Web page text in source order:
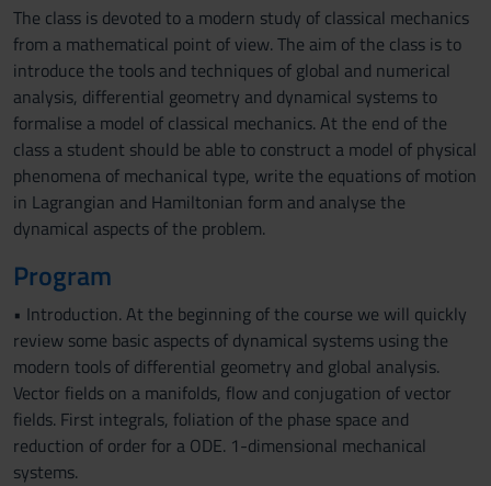
The class is devoted to a modern study of classical mechanics
from a mathematical point of view. The aim of the class is to
introduce the tools and techniques of global and numerical
analysis, differential geometry and dynamical systems to
formalise a model of classical mechanics. At the end of the
class a student should be able to construct a model of physical
phenomena of mechanical type, write the equations of motion
in Lagrangian and Hamiltonian form and analyse the
dynamical aspects of the problem.
Program
• Introduction. At the beginning of the course we will quickly
review some basic aspects of dynamical systems using the
modern tools of differential geometry and global analysis.
Vector fields on a manifolds, flow and conjugation of vector
fields. First integrals, foliation of the phase space and
reduction of order for a ODE. 1-dimensional mechanical
systems.